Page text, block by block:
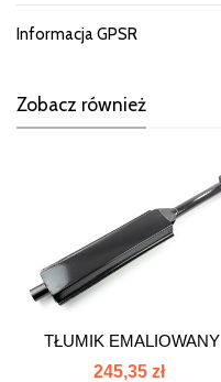
Informacja GPSR
Zobacz również
TŁUMIK EMALIOWANY
DŁUGI DÓŁ...
245,35 zł